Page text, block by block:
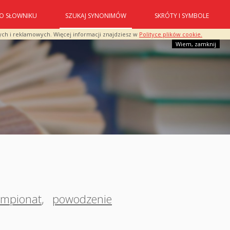
i reklamowych. Więcej informacji znajdziesz w Polityce plików cookie.
Wiem, zamknij
O SŁOWNIKU SZUKAJ SYNONIMÓW SKRÓTY I SYMBOLE
, powodzenie